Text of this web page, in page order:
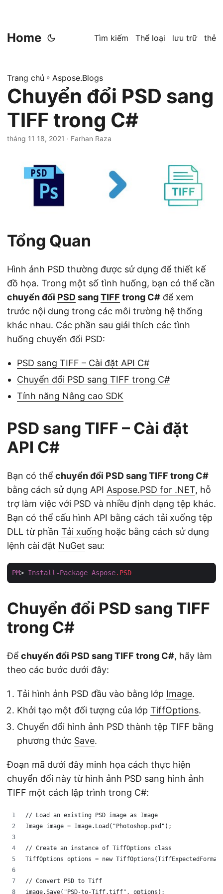
Home Tìm kiếm Thể loại lưu trữ thẻ
Trang chủ » Aspose.Blogs
Chuyển đổi PSD sang
TIFF trong C#
tháng 11 18, 2021 · Farhan Raza
Tổng Quan
Hình ảnh PSD thường được sử dụng để thiết kế
đồ họa. Trong một số tình huống, bạn có thể cần
chuyển đổi PSDsangTIFF trong C# để xem
trước nội dung trong các môi trường hệ thống
khác nhau. Các phần sau giải thích các tình
huống chuyển đổi PSD:
PSD sang TIFF – Cài đặt API C#
Chuyển đổi PSD sang TIFF trong C#
Tính năng Nâng cao SDK
PSD sang TIFF – Cài đặt
API C#
Bạn có thể chuyển đổi PSD sang TIFF trong C#
bằng cách sử dụng API Aspose.PSD for .NET, hỗ
trợ làm việc với PSD và nhiều định dạng tệp khác.
Bạn có thể cấu hình API bằng cách tải xuống tệp
DLL từ phần Tải xuống hoặc bằng cách sử dụng
lệnh cài đặt NuGet sau:
PM> Install-Package Aspose.PSD
Chuyển đổi PSD sang TIFF
trong C#
Để chuyển đổi PSD sang TIFF trong C#, hãy làm
theo các bước dưới đây:
Tải hình ảnh PSD đầu vào bằng lớp Image.
Khởi tạo một đối tượng của lớp TiffOptions.
Chuyển đổi hình ảnh PSD thành tệp TIFF bằng
phương thức Save.
Đoạn mã dưới đây minh họa cách thực hiện
chuyển đổi này từ hình ảnh PSD sang hình ảnh
TIFF một cách lập trình trong C#:
// Load an existing PSD image as Image
Image image = Image.Load("Photoshop.psd");
// Create an instance of TiffOptions class
TiffOptions options = new
// Convert PSD to Tiff
image.Save("PSD-to-Tiff.tiff", options);